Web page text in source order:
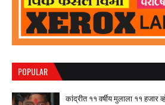
POPULAR
कांद्रीत ११ वर्षीय मुलाला ११ हजार